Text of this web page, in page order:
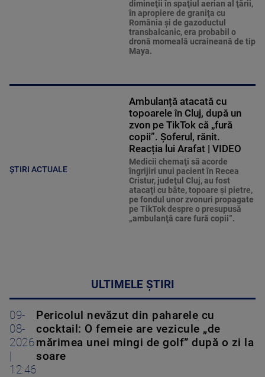
dimineţii în spaţiul aerian al ţării,
în apropiere de graniţa cu
România şi de gazoductul
transbalcanic, era probabil o
dronă momeală ucraineană de tip
Maya.
ȘTIRI ACTUALE
Ambulanță atacată cu
topoarele în Cluj, după un
zvon pe TikTok că „fură
copii”. Șoferul, rănit.
Reacția lui Arafat | VIDEO
Medicii chemaţi să acorde
îngrijiri unui pacient în Recea
Cristur, judeţul Cluj, au fost
atacaţi cu bâte, topoare şi pietre,
pe fondul unor zvonuri propagate
pe TikTok despre o presupusă
„ambulanţă care fură copii”.
ULTIMELE ȘTIRI
09-
08-
2026
12:46
Pericolul nevăzut din paharele cu
cocktail: O femeie are vezicule „de
mărimea unei mingi de golf” după o zi la
soare